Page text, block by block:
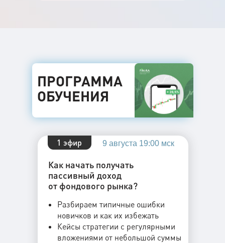
ПРОГРАММА
ОБУЧЕНИЯ
Разбираем типичные ошибки
новичков и как их избежать
Кейсы стратегии с регулярными
вложениями от небольшой суммы
Как начать получать
пассивный доход
от фондового рынка?
9 августа 19:00 мск
1 эфир